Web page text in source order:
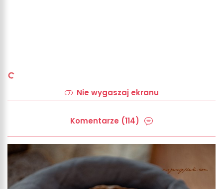
Nie wygaszaj ekranu
Komentarze (114)